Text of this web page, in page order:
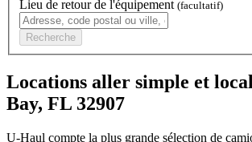
Lieu de retour de l'équipement (facultatif)
Recherche
Locations aller simple et
Bay, FL 32907
U-Haul compte la plus grande sélection de